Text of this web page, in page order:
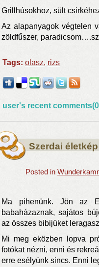
Grillhúsokhoz, sült
Az alapanyagok végtelen
zöldfűszer,
Tags: olasz, rizs
user's recent
Szerdai életkép
Posted in
Ma pihenünk. Jön az
babaházaznak, sajátos
az összes bibijüket
Mi meg eközben lopva
fotókat nézni, enni és
erre esélyünk sincs. Enni